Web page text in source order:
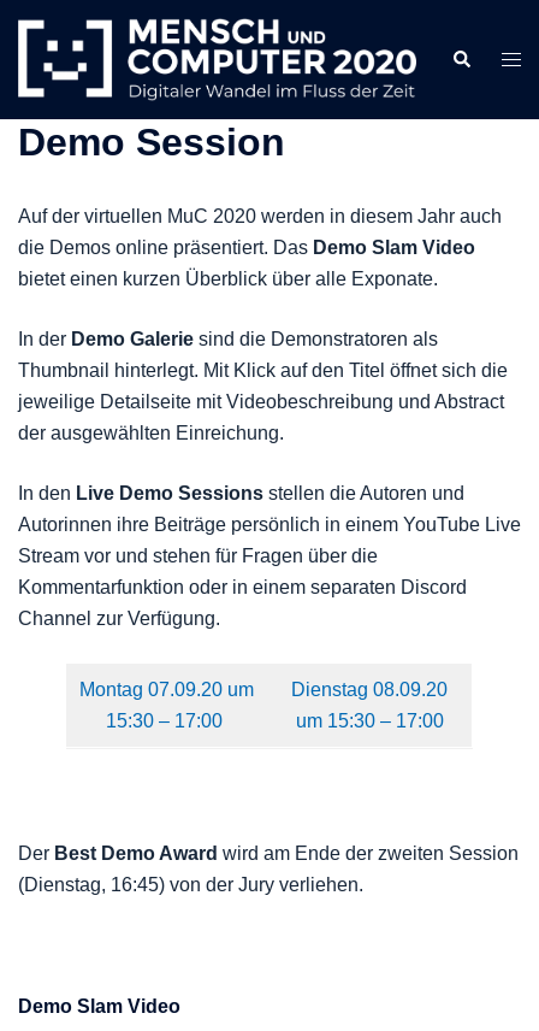
springen
Search
Demo Session
Auf der virtuellen MuC 2020 werden in diesem Jahr auch
die Demos online präsentiert. Das Demo Slam Video
bietet einen kurzen Überblick über alle Exponate.
In der Demo Galerie sind die Demonstratoren als
Thumbnail hinterlegt. Mit Klick auf den Titel öffnet sich die
jeweilige Detailseite mit Videobeschreibung und Abstract
der ausgewählten Einreichung.
In den Live Demo Sessions stellen die Autoren und
Autorinnen ihre Beiträge persönlich in einem YouTube Live
Stream vor und stehen für Fragen über die
Kommentarfunktion oder in einem separaten Discord
Channel zur Verfügung.
Montag 07.09.20 um
15:30 – 17:00
Dienstag 08.09.20
um 15:30 – 17:00
Der Best Demo Award wird am Ende der zweiten Session
(Dienstag, 16:45) von der Jury verliehen.
Demo Slam Video